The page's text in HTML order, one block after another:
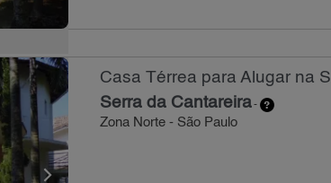
Casa Térrea para Alugar na
Serra da Cantareira-
Zona Norte - São Paulo